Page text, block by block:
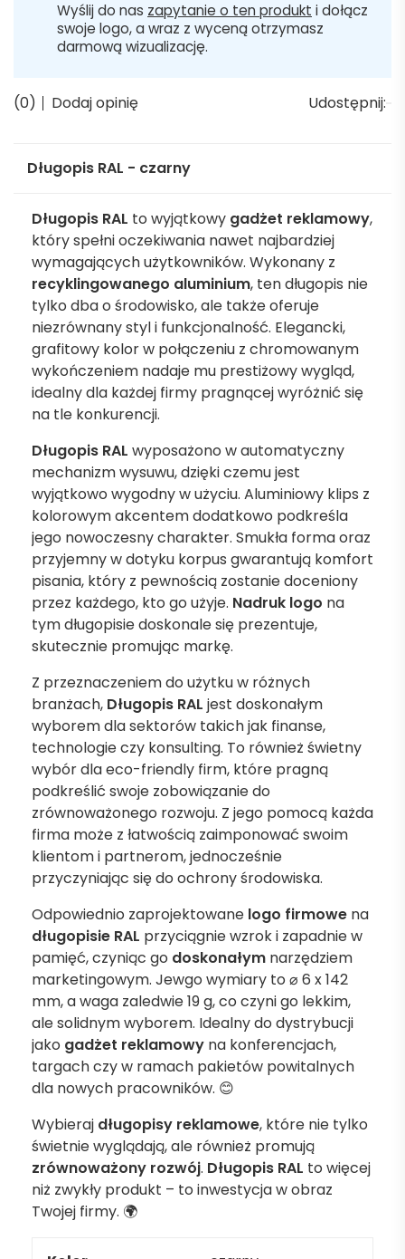
Wyślij do nas zapytanie o ten produkt i dołącz
swoje logo, a wraz z wyceną otrzymasz
darmową wizualizację.
(0) Dodaj opinię Udostępnij:
Długopis RAL - czarny
Długopis RAL to wyjątkowy gadżet reklamowy,
który spełni oczekiwania nawet najbardziej
wymagających użytkowników. Wykonany z
recyklingowanego aluminium, ten długopis nie
tylko dba o środowisko, ale także oferuje
niezrównany styl i funkcjonalność. Elegancki,
grafitowy kolor w połączeniu z chromowanym
wykończeniem nadaje mu prestiżowy wygląd,
idealny dla każdej firmy pragnącej wyróżnić się
na tle konkurencji.
Długopis RAL wyposażono w automatyczny
mechanizm wysuwu, dzięki czemu jest
wyjątkowo wygodny w użyciu. Aluminiowy klips z
kolorowym akcentem dodatkowo podkreśla
jego nowoczesny charakter. Smukła forma oraz
przyjemny w dotyku korpus gwarantują komfort
pisania, który z pewnością zostanie doceniony
przez każdego, kto go użyje. Nadruk logo na
tym długopisie doskonale się prezentuje,
skutecznie promując markę.
Z przeznaczeniem do użytku w różnych
branżach, Długopis RAL jest doskonałym
wyborem dla sektorów takich jak finanse,
technologie czy konsulting. To również świetny
wybór dla eco-friendly firm, które pragną
podkreślić swoje zobowiązanie do
zrównoważonego rozwoju. Z jego pomocą każda
firma może z łatwością zaimponować swoim
klientom i partnerom, jednocześnie
przyczyniając się do ochrony środowiska.
Odpowiednio zaprojektowane logo firmowe na
długopisie RAL przyciągnie wzrok i zapadnie w
pamięć, czyniąc go doskonałym narzędziem
marketingowym. Jewgo wymiary to ⌀ 6 x 142
mm, a waga zaledwie 19 g, co czyni go lekkim,
ale solidnym wyborem. Idealny do dystrybucji
jako gadżet reklamowy na konferencjach,
targach czy w ramach pakietów powitalnych
dla nowych pracowników. 😊
Wybieraj długopisy reklamowe, które nie tylko
świetnie wyglądają, ale również promują
zrównoważony rozwój. Długopis RAL to więcej
niż zwykły produkt – to inwestycja w obraz
Twojej firmy. 🌍